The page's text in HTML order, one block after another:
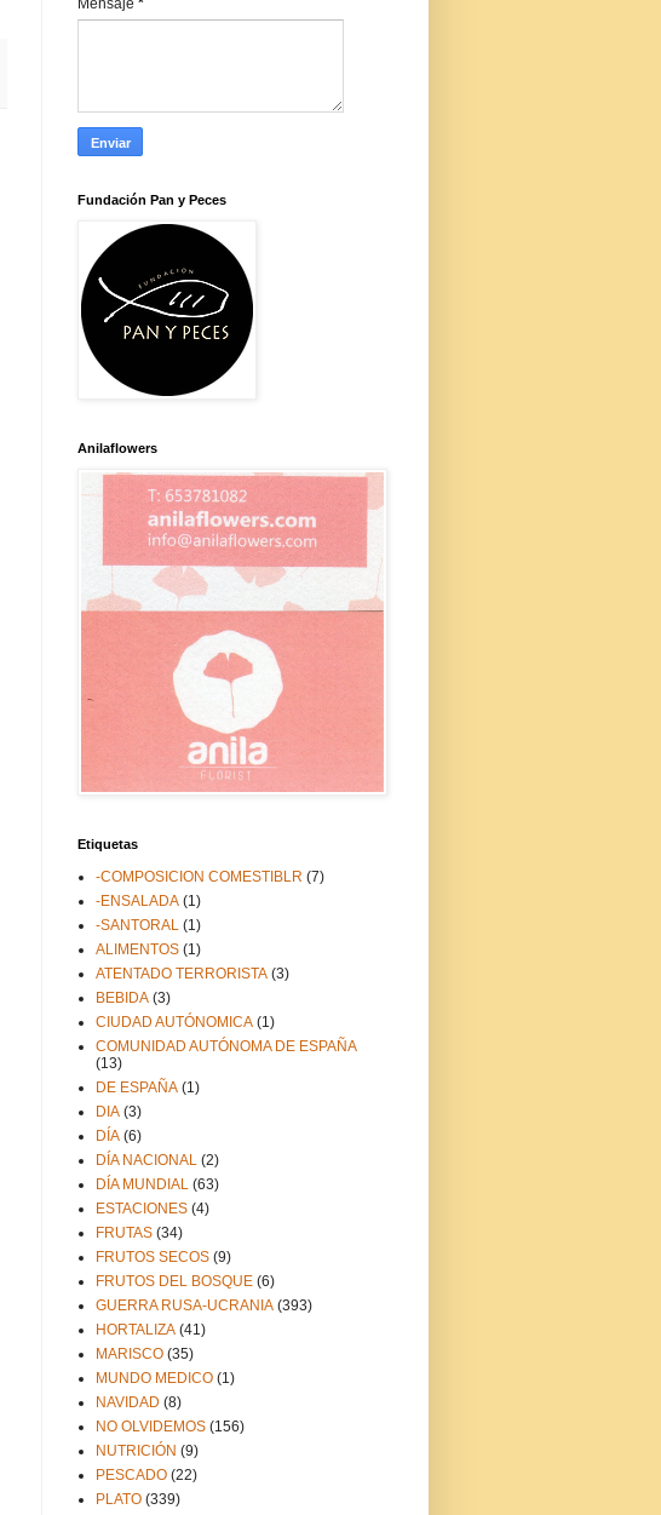
Mensaje *
Fundación Pan y Peces
Anilaflowers
Etiquetas
-COMPOSICION COMESTIBLR (7)
-ENSALADA (1)
-SANTORAL (1)
ALIMENTOS (1)
ATENTADO TERRORISTA (3)
BEBIDA (3)
CIUDAD AUTÓNOMICA (1)
COMUNIDAD AUTÓNOMA DE ESPAÑA
(13)
DE ESPAÑA (1)
DIA (3)
DÍA (6)
DÍA NACIONAL (2)
DÍA MUNDIAL (63)
ESTACIONES (4)
FRUTAS (34)
FRUTOS SECOS (9)
FRUTOS DEL BOSQUE (6)
GUERRA RUSA-UCRANIA (393)
HORTALIZA (41)
MARISCO (35)
MUNDO MEDICO (1)
NAVIDAD (8)
NO OLVIDEMOS (156)
NUTRICIÓN (9)
PESCADO (22)
PLATO (339)